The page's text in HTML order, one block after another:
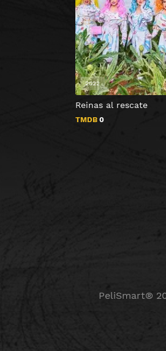
Reinas al rescate
TMDB 0
2022
PeliSmart®